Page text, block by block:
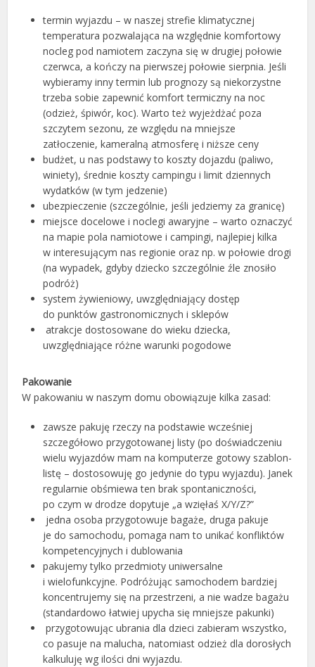
termin wyjazdu – w naszej strefie klimatycznej
temperatura pozwalająca na względnie komfortowy
nocleg pod namiotem zaczyna się w drugiej połowie
czerwca, a kończy na pierwszej połowie sierpnia. Jeśli
wybieramy inny termin lub prognozy są niekorzystne
trzeba sobie zapewnić komfort termiczny na noc
(odzież, śpiwór, koc). Warto też wyjeżdżać poza
szczytem sezonu, ze względu na mniejsze
zatłoczenie, kameralną atmosferę i niższe ceny
budżet, u nas podstawy to koszty dojazdu (paliwo,
winiety), średnie koszty campingu i limit dziennych
wydatków (w tym jedzenie)
ubezpieczenie (szczególnie, jeśli jedziemy za granicę)
miejsce docelowe i noclegi awaryjne – warto oznaczyć
na mapie pola namiotowe i campingi, najlepiej kilka
w interesującym nas regionie oraz np. w połowie drogi
(na wypadek, gdyby dziecko szczególnie źle znosiło
podróż)
system żywieniowy, uwzględniający dostęp
do punktów gastronomicznych i sklepów
atrakcje dostosowane do wieku dziecka,
uwzględniające różne warunki pogodowe
Pakowanie
W pakowaniu w naszym domu obowiązuje kilka zasad:
zawsze pakuję rzeczy na podstawie wcześniej
szczegółowo przygotowanej listy (po doświadczeniu
wielu wyjazdów mam na komputerze gotowy szablon-
listę – dostosowuję go jedynie do typu wyjazdu). Janek
regularnie obśmiewa ten brak spontaniczności,
po czym w drodze dopytuje „a wzięłaś X/Y/Z?”
jedna osoba przygotowuje bagaże, druga pakuje
je do samochodu, pomaga nam to unikać konfliktów
kompetencyjnych i dublowania
pakujemy tylko przedmioty uniwersalne
i wielofunkcyjne. Podróżując samochodem bardziej
koncentrujemy się na przestrzeni, a nie wadze bagażu
(standardowo łatwiej upycha się mniejsze pakunki)
przygotowując ubrania dla dzieci zabieram wszystko,
co pasuje na malucha, natomiast odzież dla dorosłych
kalkuluję wg ilości dni wyjazdu.